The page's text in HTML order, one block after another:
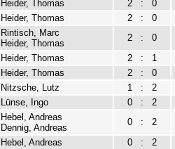
Heider, Thomas 2 : 0
Heider, Thomas 2 : 0
Rintisch, Marc
Heider, Thomas
2 : 0
Heider, Thomas 2 : 1
Heider, Thomas 2 : 0
Nitzsche, Lutz 1 : 2
Lünse, Ingo 0 : 2
Hebel, Andreas
Dennig, Andreas
0 : 2
Hebel, Andreas 0 : 2